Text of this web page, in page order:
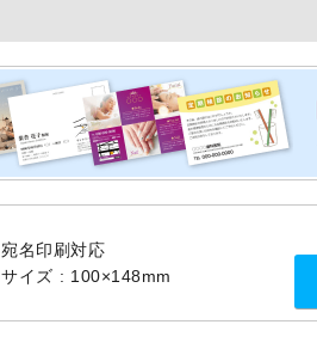
宛名印刷対応
サイズ
100×148mm